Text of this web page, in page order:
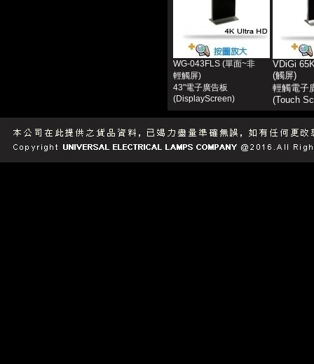
WG-043FLS (單面~非
輕觸屏)
43"電子廣告板
(DisplayScreen)
VDiGi
(觸屏)
輕觸電子
(Touch